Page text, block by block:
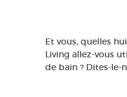
Et vous, quelles
Living allez-vous
de bain ? Dites-le-